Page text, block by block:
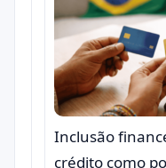
Inclusão
crédito como